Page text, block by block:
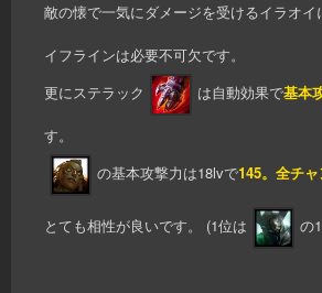
敵の懐で一気にダメージを受けるイラオイ
イフラインは必要不可欠です。
更にステラック
は自動効果で基本
す。
の基本攻撃力は18lvで145。全チ
とても相性が良いです。 (1位は の